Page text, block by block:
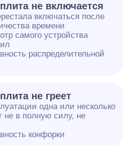
не включается
включаться после
времени
самого устройства
распределительной
не греет
одна или несколько
не в полную силу, не
конфорки